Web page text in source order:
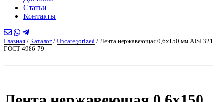
Статьи
Контакты
Главная / Каталог / Uncategorized / Лента нержавеющая 0,6х150 мм AISI 321
ГОСТ 4986-79